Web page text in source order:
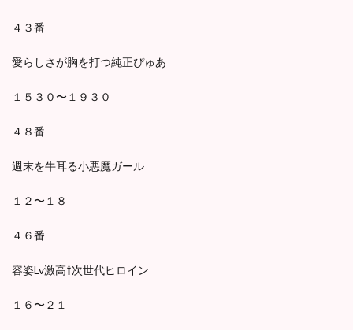
４３番
愛らしさが胸を打つ純正ぴゅあ
１５３０〜１９３０
４８番
週末を牛耳る小悪魔ガール
１２〜１８
４６番
容姿Lv激高⇧次世代ヒロイン
１６〜２１